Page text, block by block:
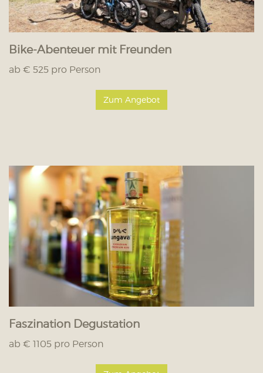
Bike-Abenteuer mit Freunden
ab € 525 pro Person
Zum Angebot
Faszination Degustation
ab € 1105 pro Person